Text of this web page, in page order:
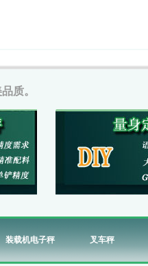
质。
装载机电子秤 叉车秤